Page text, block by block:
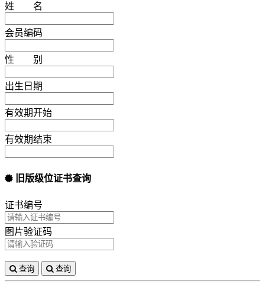
姓 名
会员编码
性 别
出生日期
有效期开始
有效期结束
旧版级位证书查询
证书编号
图片验证码
查询 查询